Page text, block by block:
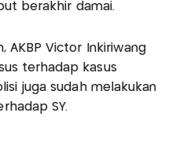
berakhir damai.
AKBP Victor Inkiriwang
terhadap kasus
juga sudah melakukan
SY.